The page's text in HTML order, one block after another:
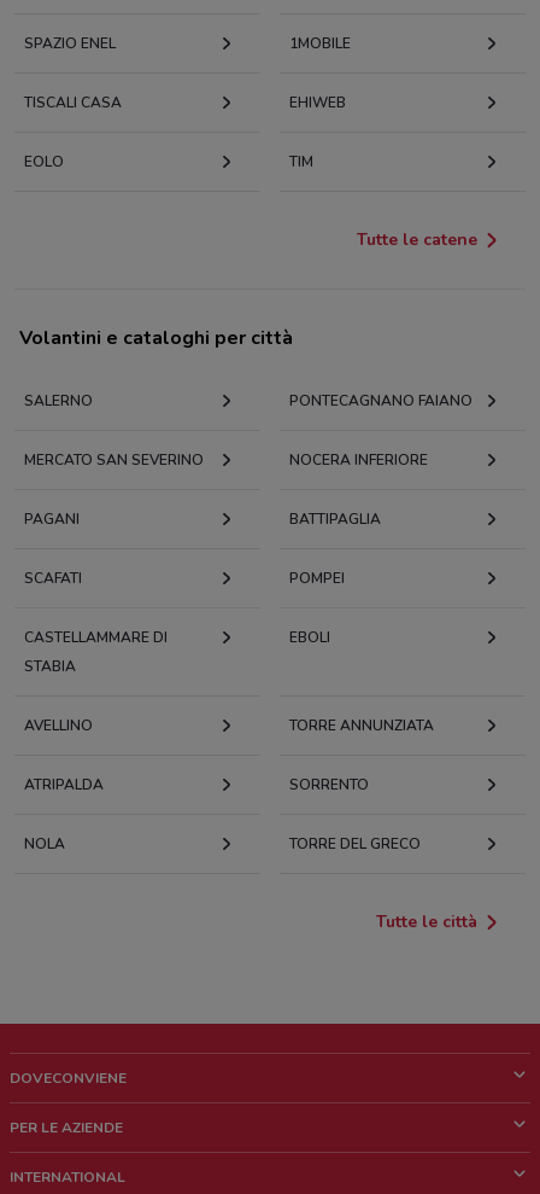
SPAZIO ENEL 1MOBILE
TISCALI CASA EHIWEB
EOLO TIM
Tutte le catene
Volantini e cataloghi per città
SALERNO PONTECAGNANO FAIANO
MERCATO SAN SEVERINO NOCERA INFERIORE
PAGANI BATTIPAGLIA
SCAFATI POMPEI
CASTELLAMMARE DI
STABIA
EBOLI
AVELLINO TORRE ANNUNZIATA
ATRIPALDA SORRENTO
NOLA TORRE DEL GRECO
Tutte le città
DOVECONVIENE
Chi siamo
PER LE AZIENDE
INTERNATIONAL